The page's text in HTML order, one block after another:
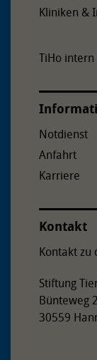
Kliniken &
TiHo intern
Notdienst
Anfahrt
Karriere
Kontakt
Kontakt zu
Stiftung
Bünteweg 2
30559